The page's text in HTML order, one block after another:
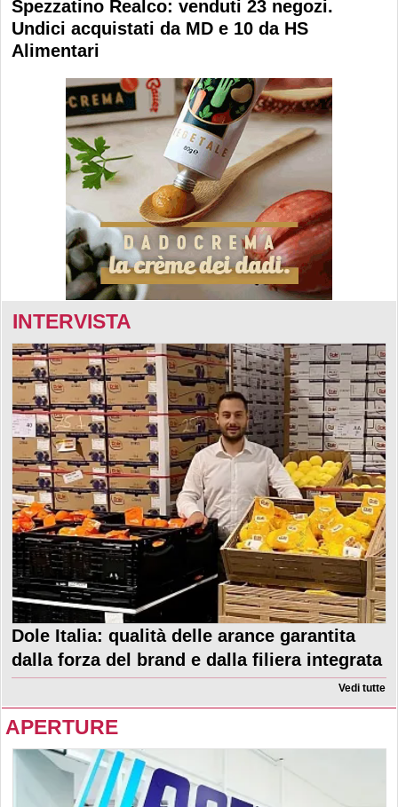
Spezzatino Realco: venduti 23 negozi.
Undici acquistati da MD e 10 da HS
Alimentari
INTERVISTA
Dole Italia: qualità delle arance garantita
dalla forza del brand e dalla filiera integrata
Vedi tutte
APERTURE